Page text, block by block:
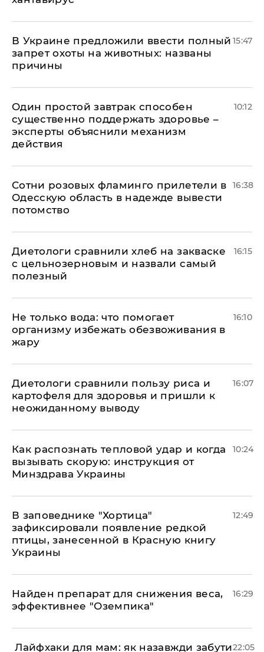
В Украине предложили ввести полный
запрет охоты на животных: названы
причины
15:47
Один простой завтрак способен
существенно поддержать здоровье –
эксперты объяснили механизм
действия
10:12
Сотни розовых фламинго прилетели в
Одесскую область в надежде вывести
потомство
16:38
Диетологи сравнили хлеб на закваске
с цельнозерновым и назвали самый
полезный
16:15
Не только вода: что помогает
организму избежать обезвоживания в
жару
16:10
Диетологи сравнили пользу риса и
картофеля для здоровья и пришли к
неожиданному выводу
16:07
Как распознать тепловой удар и когда
вызывать скорую: инструкция от
Минздрава Украины
10:24
В заповеднике "Хортица"
зафиксировали появление редкой
птицы, занесенной в Красную книгу
Украины
12:49
Найден препарат для снижения веса,
эффективнее "Оземпика"
16:29
​ Лайфхаки для мам: як назавжди забути22:05